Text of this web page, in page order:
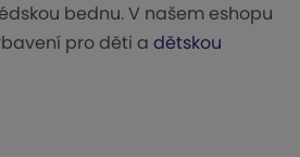
bednu. V našem eshopu
pro děti a dětskou